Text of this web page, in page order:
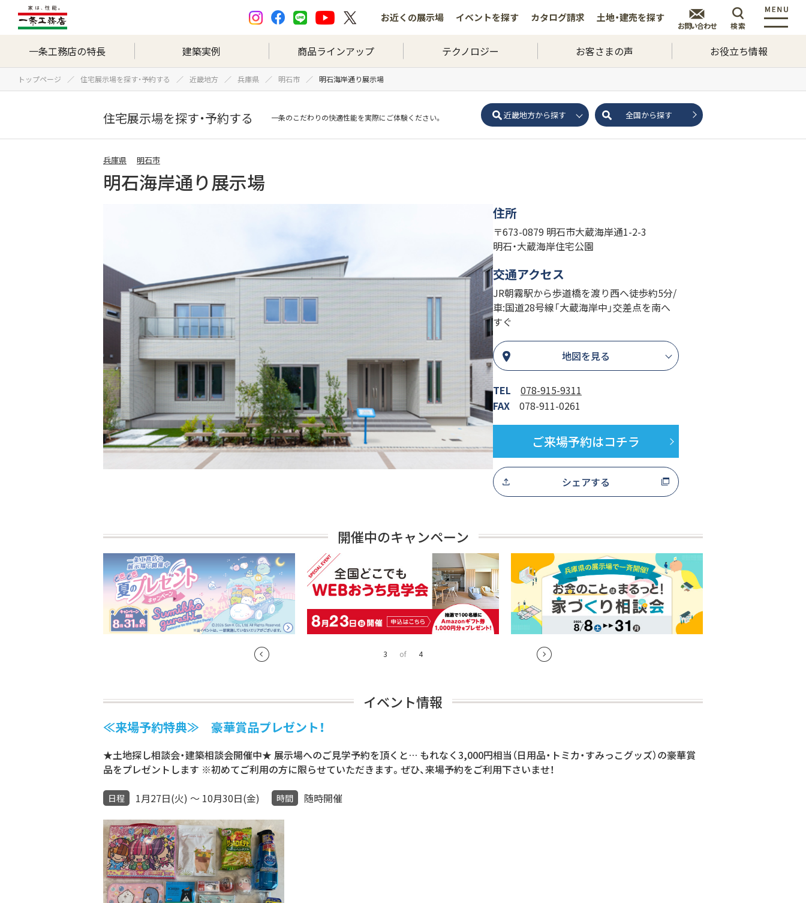
お近くの展示場 イベントを探す カタログ請求 土地・建売を探す
お問い合わせ 検索
一条工務店の特長 建築実例 商品ラインアップ テクノロジー お客さまの声 お役立ち情報
トップページ 住宅展示場を探す・予約する 近畿地方 兵庫県 明石市 明石海岸通り展示場
住宅展示場を探す・予約する 一条のこだわりの快適性能を実際にご体験ください。 近畿地方から探す 全国から探す
兵庫県 明石市
明石海岸通り展示場
住所
〒673-0879 明石市大蔵海岸通1-2-3
明石・大蔵海岸住宅公園
交通アクセス
JR朝霧駅から歩道橋を渡り西へ徒歩約5分/
車:国道28号線「大蔵海岸中」交差点を南へ
すぐ
地図を見る
TEL 078-915-9311
FAX 078-911-0261
ご来場予約はコチラ
シェアする
開催中のキャンペーン
4 of 4
イベント情報
≪来場予約特典≫ 豪華賞品プレゼント！
★土地探し相談会・建築相談会開催中★ 展示場へのご見学予約を頂くと… もれなく3,000円相当（日用品・トミカ・すみっこグッズ）の豪華賞
品をプレゼントします ※初めてご利用の方に限らせていただきます。ぜひ、来場予約をご利用下さいませ！
日程 1月27日(火) ～ 10月30日(金) 時間 随時開催